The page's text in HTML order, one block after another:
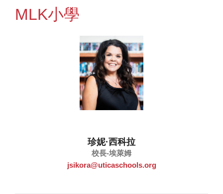
MLK小學
珍妮·西科拉
校長-埃萊姆
jsikora@uticaschools.org